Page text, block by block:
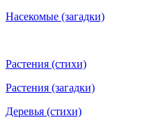
Насекомые (загадки)
Растения (стихи)
Растения (загадки)
Деревья (стихи)